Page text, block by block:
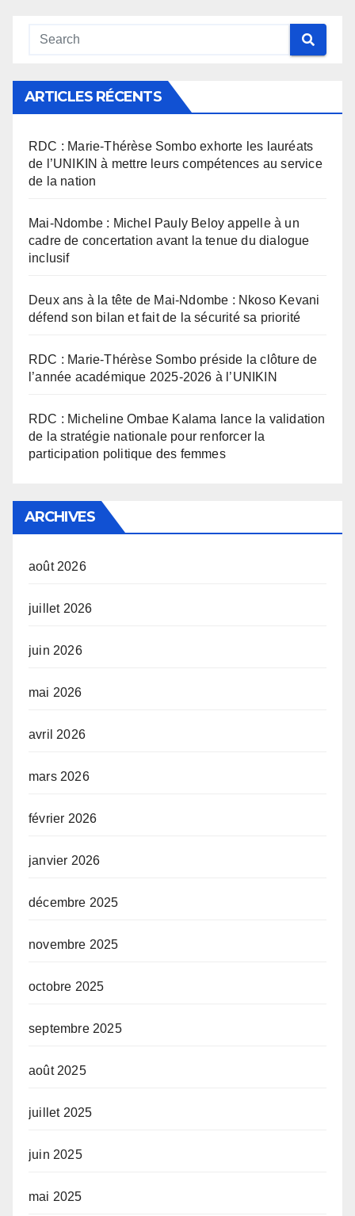
ARTICLES RÉCENTS
RDC : Marie-Thérèse Sombo exhorte les lauréats
de l’UNIKIN à mettre leurs compétences au service
de la nation
Mai-Ndombe : Michel Pauly Beloy appelle à un
cadre de concertation avant la tenue du dialogue
inclusif
Deux ans à la tête de Mai-Ndombe : Nkoso Kevani
défend son bilan et fait de la sécurité sa priorité
RDC : Marie-Thérèse Sombo préside la clôture de
l’année académique 2025-2026 à l’UNIKIN
RDC : Micheline Ombae Kalama lance la validation
de la stratégie nationale pour renforcer la
participation politique des femmes
ARCHIVES
août 2026
juillet 2026
juin 2026
mai 2026
avril 2026
mars 2026
février 2026
janvier 2026
décembre 2025
novembre 2025
octobre 2025
septembre 2025
août 2025
juillet 2025
juin 2025
mai 2025